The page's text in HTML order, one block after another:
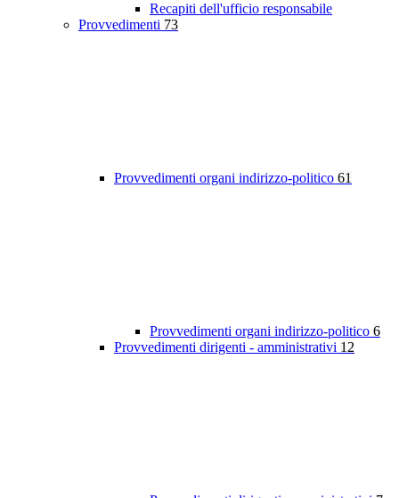
Recapiti dell'ufficio responsabile
Provvedimenti 73
Provvedimenti organi indirizzo-politico 61
Provvedimenti organi indirizzo-politico 6
Provvedimenti dirigenti - amministrativi 12